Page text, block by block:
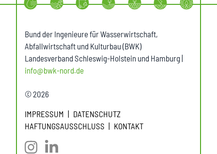
Bund der Ingenieure für Wasserwirtschaft,
Abfallwirtschaft und Kulturbau (BWK)
Landesverband Schleswig-Holstein und Hamburg |
info@bwk-nord.de
© 2026
IMPRESSUM
DATENSCHUTZ
HAFTUNGSAUSSCHLUSS
KONTAKT